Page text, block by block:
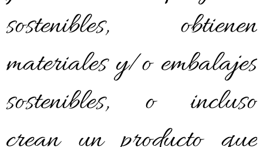
sostenibles, obtienen
materiales y/o embalajes
sostenibles, o incluso